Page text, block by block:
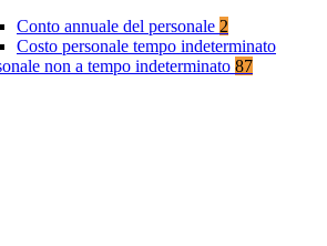
Conto annuale del personale 2
Costo personale tempo indeterminato
non a tempo indeterminato 87